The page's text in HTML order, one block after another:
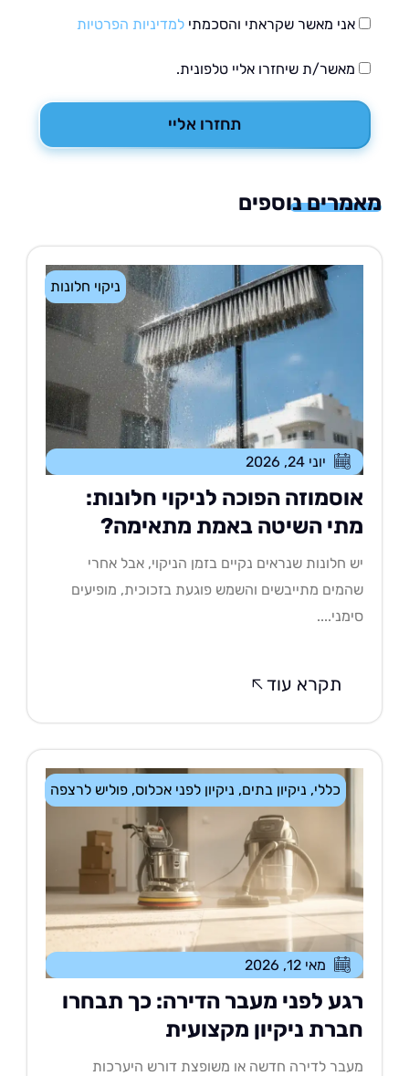
אני מאשר שקראתי והסכמתילמדיניות הפרטיות
מאשר/ת שיחזרו אליי טלפונית.
תחזרו אליי
נוספים
ניקוי חלונות
יוני 24, 2026
הפוכה לניקוי חלונות:
השיטה באמת מתאימה?
חלונות שנראים נקיים בזמן הניקוי, אבל אחרי
מתייבשים והשמש פוגעת בזכוכית, מופיעים
תקרא עוד
ניקיון בתים,ניקיון לפני אכלוס,פוליש לרצפה
מאי 12, 2026
לפני מעבר הדירה: כך תבחרו
ניקיון מקצועית
לדירה חדשה או משופצת דורש היערכות